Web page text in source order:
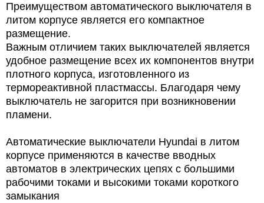
Преимуществом автоматического выключателя в
литом корпусе является его компактное
размещение.
Важным отличием таких выключателей является
удобное размещение всех их компонентов внутри
плотного корпуса, изготовленного из
термореактивной пластмассы. Благодаря чему
выключатель не загорится при возникновении
пламени.
Автоматические выключатели Hyundai в литом
корпусе применяются в качестве вводных
автоматов в электрических цепях с большими
рабочими токами и высокими токами короткого
замыкания